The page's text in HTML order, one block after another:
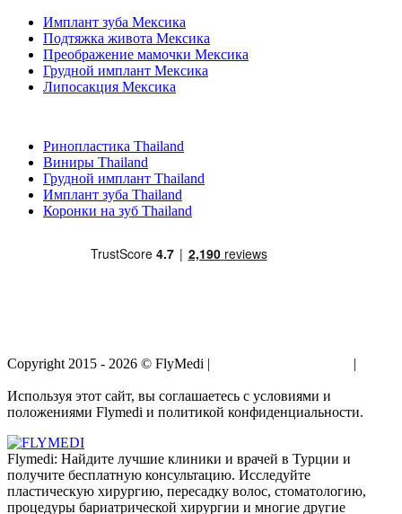
Имплант зуба Мексика
Подтяжка живота Мексика
Преображение мамочки Мексика
Грудной имплант Мексика
Липосакция Мексика
Ринопластика Thailand
Виниры Thailand
Грудной имплант Thailand
Имплант зуба Thailand
Коронки на зуб Thailand
Copyright 2015 - 2026 © FlyMedi |
|
Используя этот сайт, вы соглашаетесь с условиями и
положениями Flymedi и политикой конфиденциальности.
Flymedi: Найдите лучшие клиники и врачей в Турции и
получите бесплатную консультацию. Исследуйте
пластическую хирургию, пересадку волос, стоматологию,
процедуры бариатрической хирургии и многие другие